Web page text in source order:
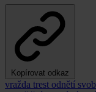
Kopírovat odkaz
vražda trest odnětí